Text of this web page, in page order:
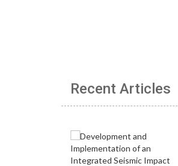
Recent Articles